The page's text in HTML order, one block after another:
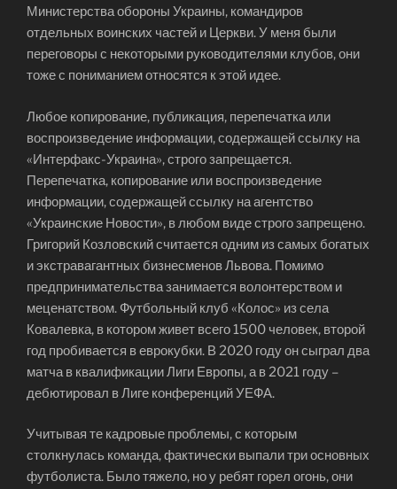
Министерства обороны Украины, командиров
отдельных воинских частей и Церкви. У меня были
переговоры с некоторыми руководителями клубов, они
тоже с пониманием относятся к этой идее.
Любое копирование, публикация, перепечатка или
воспроизведение информации, содержащей ссылку на
«Интерфакс-Украина», строго запрещается.
Перепечатка, копирование или воспроизведение
информации, содержащей ссылку на агентство
«Украинские Новости», в любом виде строго запрещено.
Григорий Козловский считается одним из самых богатых
и экстравагантных бизнесменов Львова. Помимо
предпринимательства занимается волонтерством и
меценатством. Футбольный клуб «Колос» из села
Ковалевка, в котором живет всего 1500 человек, второй
год пробивается в еврокубки. В 2020 году он сыграл два
матча в квалификации Лиги Европы, а в 2021 году –
дебютировал в Лиге конференций УЕФА.
Учитывая те кадровые проблемы, с которым
столкнулась команда, фактически выпали три основных
футболиста. Было тяжело, но у ребят горел огонь, они